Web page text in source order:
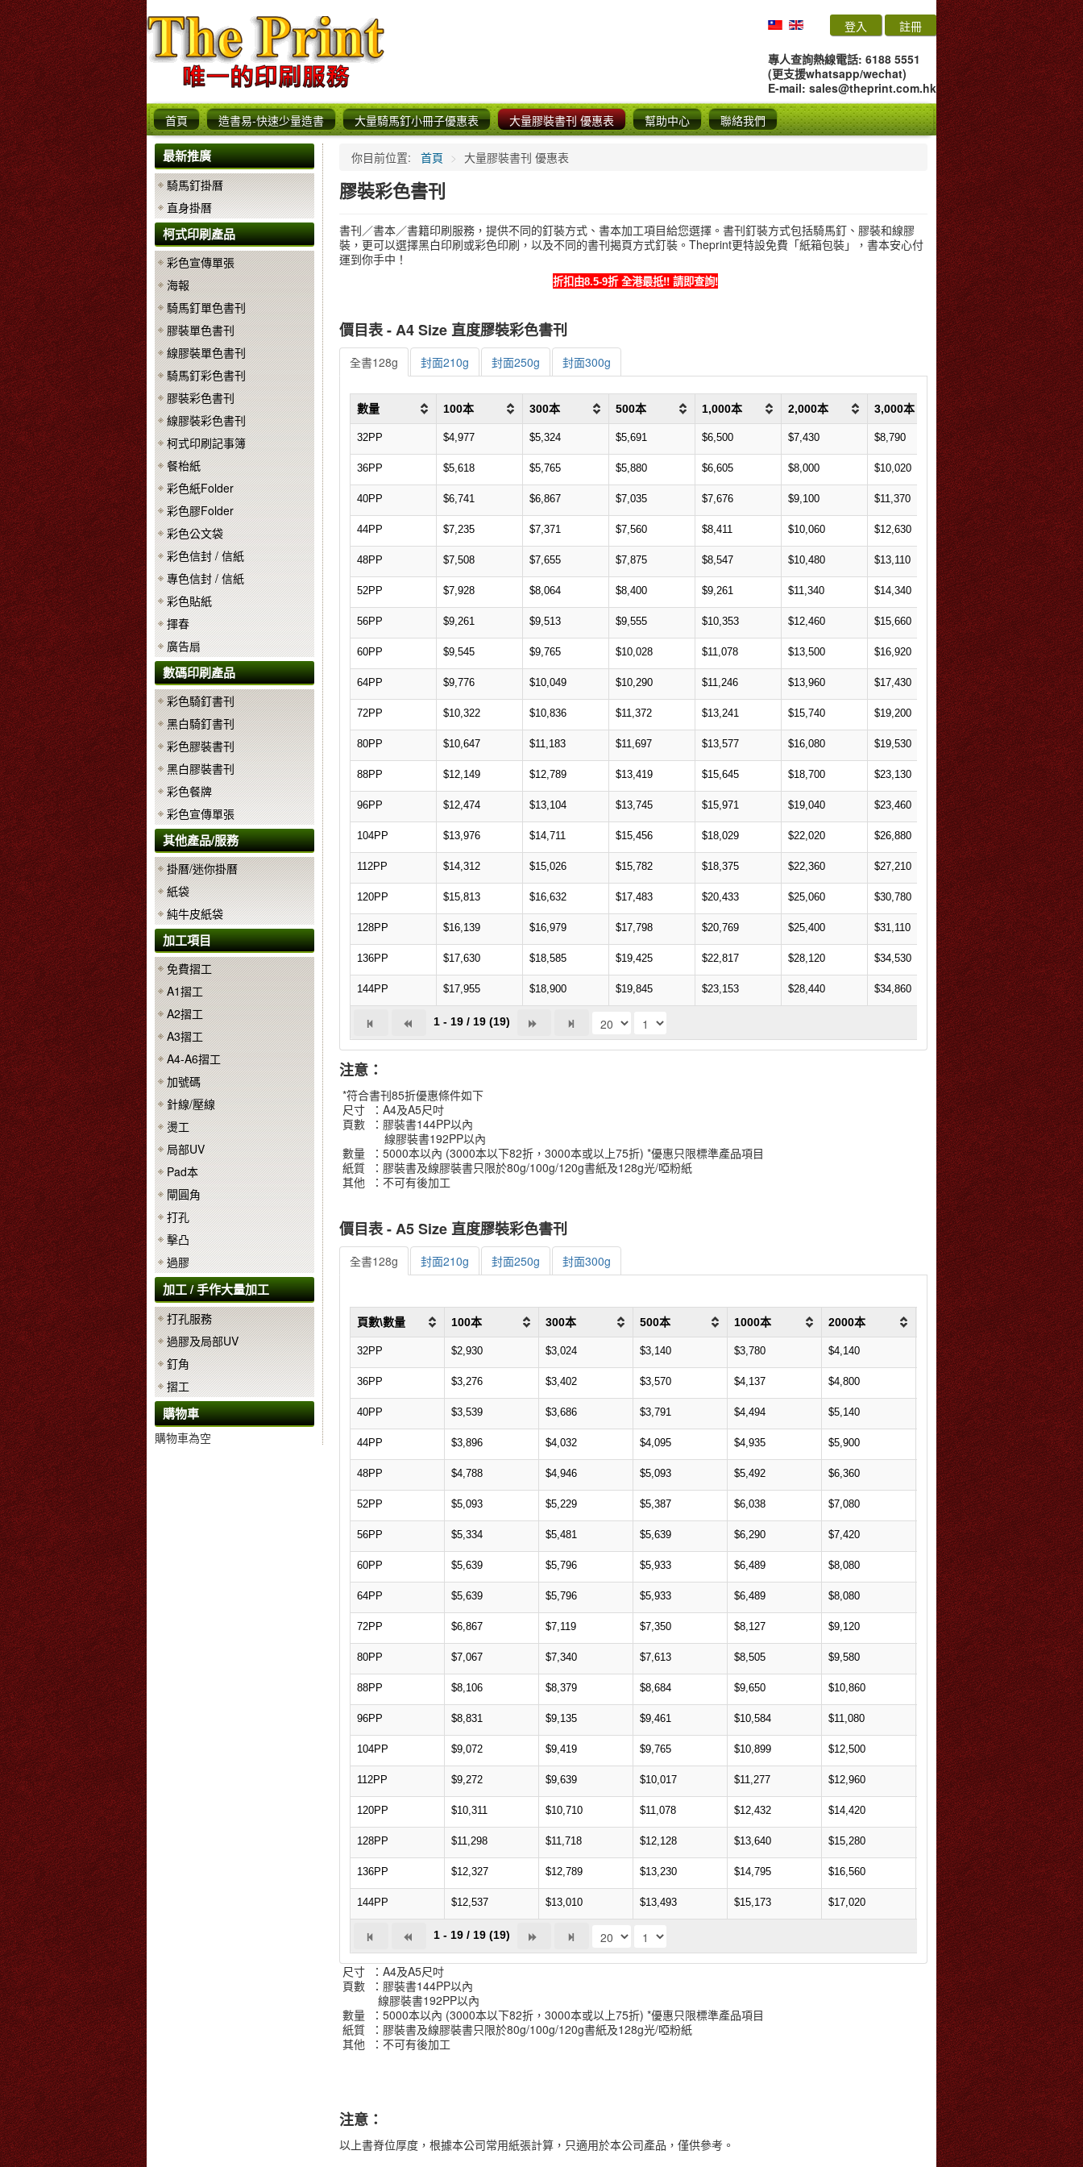
登入 註冊
專人查詢熱線電話: 6188 5551
(更支援whatsapp/wechat)
E-mail: sales@theprint.com.hk
首頁
造書易-快速少量造書 大量騎馬釘小冊子優惠表 大量膠裝書刊 優惠表 幫助中心 聯絡我們
最新推廣
騎馬釘掛曆
直身掛曆
柯式印刷產品
彩色宣傳單張
海報
騎馬釘單色書刊
膠裝單色書刊
線膠裝單色書刊
騎馬釘彩色書刊
膠裝彩色書刊
線膠裝彩色書刊
柯式印刷記事簿
餐枱紙
彩色紙Folder
彩色膠Folder
彩色公文袋
彩色信封 / 信紙
專色信封 / 信紙
彩色貼紙
揮春
廣告扇
數碼印刷產品
彩色騎釘書刊
黑白騎釘書刊
彩色膠裝書刊
黑白膠裝書刊
彩色餐牌
彩色宣傳單張
其他產品/服務
掛曆/迷你掛曆
紙袋
純牛皮紙袋
加工項目
免費摺工
A1摺工
A2摺工
A3摺工
A4-A6摺工
加號碼
針線/壓線
燙工
局部UV
Pad本
閘圓角
打孔
擊凸
過膠
加工 / 手作大量加工
打孔服務
過膠及局部UV
釘角
摺工
購物車
購物車為空
你目前位置: 首頁 > 大量膠裝書刊 優惠表
膠裝彩色書刊
書刊／書本／書籍印刷服務，提供不同的釘裝方式、書本加工項目給您選擇。書刊釘裝方式包括騎馬釘、膠裝和線膠
裝，更可以選擇黑白印刷或彩色印刷，以及不同的書刊揭頁方式釘裝。Theprint更特設免費「紙箱包裝」，書本安心付
運到你手中！
折扣由8.5-9折全港最抵!! 請即查詢!
價目表 - A4 Size 直度膠裝彩色書刊
全書128g 封面210g 封面250g 封面300g
數量 100本 300本 500本 1,000本 2,000本 3,000本 4,000本 5,000
32PP $4,977 $5,324 $5,691 $6,500 $7,430 $8,790 $10,560
36PP $5,618 $5,765 $5,880 $6,605 $8,000 $10,020 $11,960
40PP $6,741 $6,867 $7,035 $7,676 $9,100 $11,370 $13,640
44PP $7,235 $7,371 $7,560 $8,411 $10,060 $12,630 $15,080
48PP $7,508 $7,655 $7,875 $8,547 $10,480 $13,110 $15,720
52PP $7,928 $8,064 $8,400 $9,261 $11,340 $14,340 $17,080
56PP $9,261 $9,513 $9,555 $10,353 $12,460 $15,660 $18,800
60PP $9,545 $9,765 $10,028 $11,078 $13,500 $16,920 $20,200
64PP $9,776 $10,049 $10,290 $11,246 $13,960 $17,430 $20,840
72PP $10,322 $10,836 $11,372 $13,241 $15,740 $19,200 $22,680
80PP $10,647 $11,183 $11,697 $13,577 $16,080 $19,530 $23,040
88PP $12,149 $12,789 $13,419 $15,645 $18,700 $23,130 $27,320
96PP $12,474 $13,104 $13,745 $15,971 $19,040 $23,460 $27,680
104PP $13,976 $14,711 $15,456 $18,029 $22,020 $26,880 $31,720
112PP $14,312 $15,026 $15,782 $18,375 $22,360 $27,210 $32,080
120PP $15,813 $16,632 $17,483 $20,433 $25,060 $30,780 $36,320
128PP $16,139 $16,979 $17,798 $20,769 $25,400 $31,110 $36,680
136PP $17,630 $18,585 $19,425 $22,817 $28,120 $34,530 $40,600
144PP $17,955 $18,900 $19,845 $23,153 $28,440 $34,860 $40,960
1 - 19 / 19 (19)
注意：
*符合書刊85折優惠條件如下
尺寸 ：A4及A5尺吋
頁數 ：膠裝書144PP以內
線膠裝書192PP以內
數量 ：5000本以內 (3000本以下82折，3000本或以上75折) *優惠只限標準產品項目
紙質 ：膠裝書及線膠裝書只限於80g/100g/120g書紙及128g光/啞粉紙
其他 ：不可有後加工
價目表 - A5 Size 直度膠裝彩色書刊
全書128g 封面210g 封面250g 封面300g
頁數\數量 100本 300本 500本 1000本 2000本 3000本
32PP $2,930 $3,024 $3,140 $3,780 $4,140 $5,100
36PP $3,276 $3,402 $3,570 $4,137 $4,800 $6,090
40PP $3,539 $3,686 $3,791 $4,494 $5,140 $6,570
44PP $3,896 $4,032 $4,095 $4,935 $5,900 $7,470
48PP $4,788 $4,946 $5,093 $5,492 $6,360 $8,070
52PP $5,093 $5,229 $5,387 $6,038 $7,080 $8,970
56PP $5,334 $5,481 $5,639 $6,290 $7,420 $9,420
60PP $5,639 $5,796 $5,933 $6,489 $8,080 $10,260
64PP $5,639 $5,796 $5,933 $6,489 $8,080 $10,260
72PP $6,867 $7,119 $7,350 $8,127 $9,120 $10,440
80PP $7,067 $7,340 $7,613 $8,505 $9,580 $11,100
88PP $8,106 $8,379 $8,684 $9,650 $10,860 $12,540
96PP $8,831 $9,135 $9,461 $10,584 $11,080 $13,830
104PP $9,072 $9,419 $9,765 $10,899 $12,500 $14,280
112PP $9,272 $9,639 $10,017 $11,277 $12,960 $14,940
120PP $10,311 $10,710 $11,078 $12,432 $14,420 $16,380
128PP $11,298 $11,718 $12,128 $13,640 $15,280 $18,000
136PP $12,327 $12,789 $13,230 $14,795 $16,560 $19,440
144PP $12,537 $13,010 $13,493 $15,173 $17,020 $20,100
1 - 19 / 19 (19)
尺寸 ：A4及A5尺吋
頁數 ：膠裝書144PP以內
線膠裝書192PP以內
數量 ：5000本以內 (3000本以下82折，3000本或以上75折) *優惠只限標準產品項目
紙質 ：膠裝書及線膠裝書只限於80g/100g/120g書紙及128g光/啞粉紙
其他 ：不可有後加工
注意：
以上書脊位厚度，根據本公司常用紙張計算，只適用於本公司產品，僅供參考。